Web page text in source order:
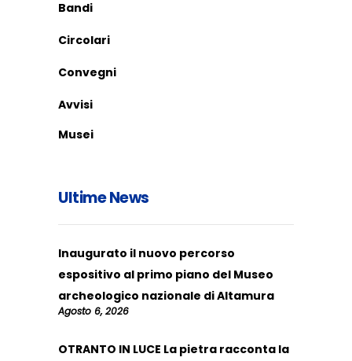
Bandi
Circolari
Convegni
Avvisi
Musei
Ultime News
Inaugurato il nuovo percorso
espositivo al primo piano del Museo
archeologico nazionale di Altamura
Agosto 6, 2026
OTRANTO IN LUCE La pietra racconta la